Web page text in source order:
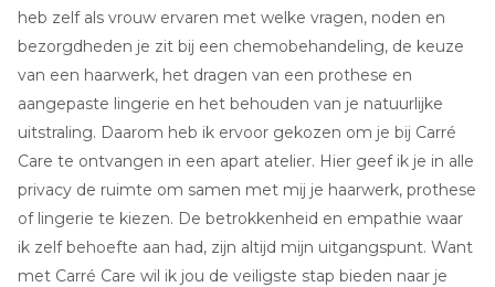
heb zelf als vrouw ervaren met welke vragen, noden en
bezorgdheden je zit bij een chemobehandeling, de keuze
van een haarwerk, het dragen van een prothese en
aangepaste lingerie en het behouden van je natuurlijke
uitstraling. Daarom heb ik ervoor gekozen om je bij Carré
Care te ontvangen in een apart atelier. Hier geef ik je in alle
privacy de ruimte om samen met mij je haarwerk, prothese
of lingerie te kiezen. De betrokkenheid en empathie waar
ik zelf behoefte aan had, zijn altijd mijn uitgangspunt. Want
met Carré Care wil ik jou de veiligste stap bieden naar je